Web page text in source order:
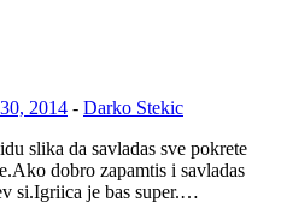
2014 - Darko Stekic
slika da savladas sve pokrete
dobro zapamtis i savladas
si.Igriica je bas super.…